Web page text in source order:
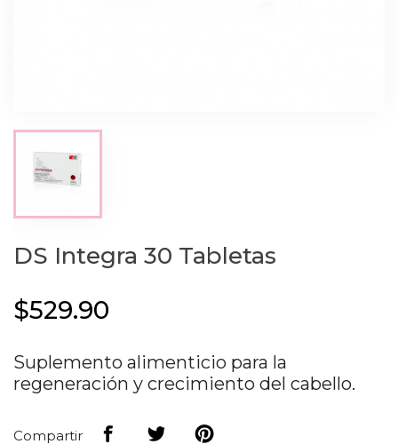
DS Integra 30 Tabletas
$529.90
Suplemento alimenticio para la
regeneración y crecimiento del cabello.
Compartir